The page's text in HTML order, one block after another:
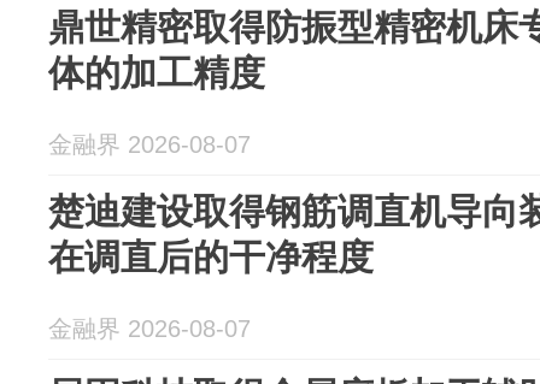
鼎世精密取得防振型精密机床
体的加工精度
金融界 2026-08-07
楚迪建设取得钢筋调直机导向
在调直后的干净程度
金融界 2026-08-07